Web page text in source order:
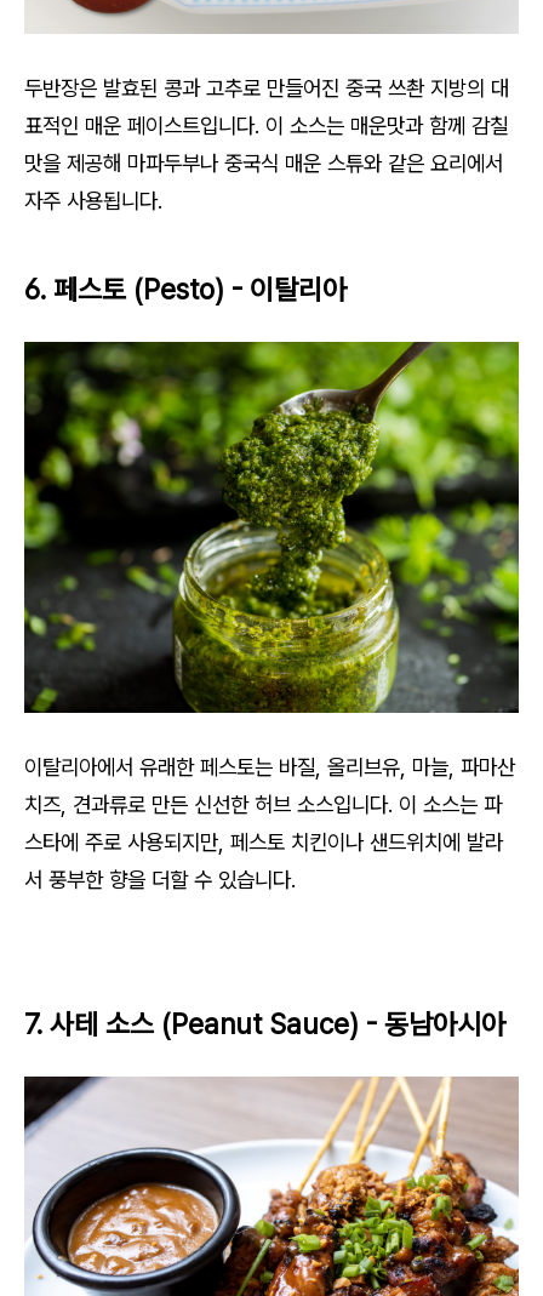
두반장은 발효된 콩과 고추로 만들어진 중국 쓰촨 지방의 대
표적인 매운 페이스트입니다. 이 소스는 매운맛과 함께 감칠
맛을 제공해 마파두부나 중국식 매운 스튜와 같은 요리에서
자주 사용됩니다.
6. 페스토 (Pesto) - 이탈리아
이탈리아에서 유래한 페스토는 바질, 올리브유, 마늘, 파마산
치즈, 견과류로 만든 신선한 허브 소스입니다. 이 소스는 파
스타에 주로 사용되지만, 페스토 치킨이나 샌드위치에 발라
서 풍부한 향을 더할 수 있습니다.
7. 사테 소스 (Peanut Sauce) - 동남아시아